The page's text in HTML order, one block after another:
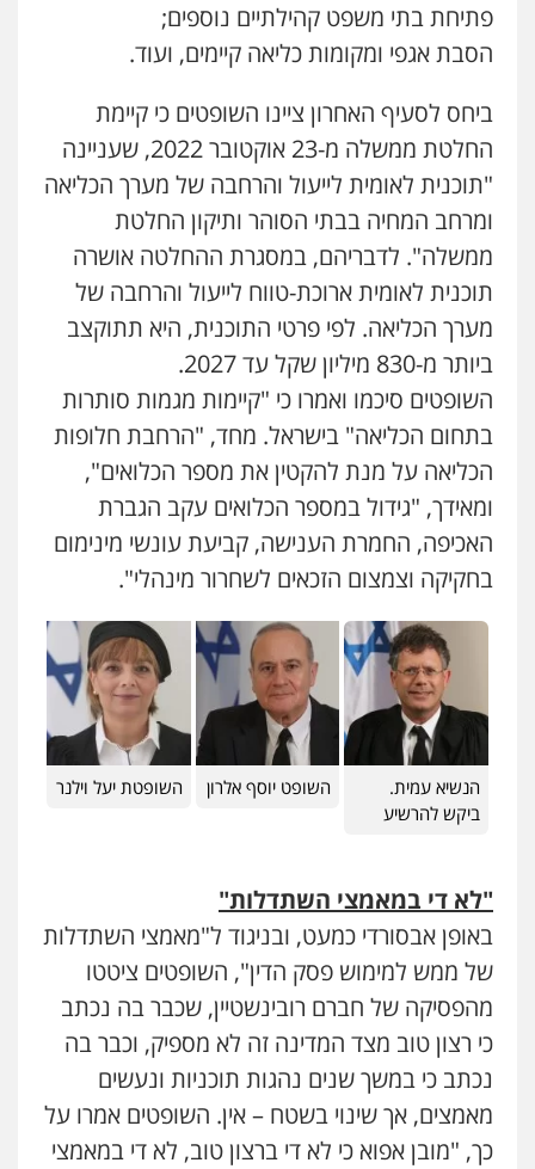
פתיחת בתי משפט קהילתיים נוספים;
הסבת אגפי ומקומות כליאה קיימים, ועוד.
ביחס לסעיף האחרון ציינו השופטים כי קיימת
החלטת ממשלה מ-23 אוקטובר 2022, שעניינה
"תוכנית לאומית לייעול והרחבה של מערך הכליאה
ומרחב המחיה בבתי הסוהר ותיקון החלטת
ממשלה". לדבריהם, במסגרת ההחלטה אושרה
תוכנית לאומית ארוכת-טווח לייעול והרחבה של
מערך הכליאה. לפי פרטי התוכנית, היא תתוקצב
ביותר מ-830 מיליון שקל עד 2027.
השופטים סיכמו ואמרו כי "קיימות מגמות סותרות
בתחום הכליאה" בישראל. מחד, "הרחבת חלופות
הכליאה על מנת להקטין את מספר הכלואים",
ומאידך, "גידול במספר הכלואים עקב הגברת
האכיפה, החמרת הענישה, קביעת עונשי מינימום
בחקיקה וצמצום הזכאים לשחרור מינהלי".
הנשיא עמית.
ביקש להרשיע
השופט יוסף אלרון השופטת יעל וילנר
"לא די במאמצי השתדלות"
באופן אבסורדי כמעט, ובניגוד ל"מאמצי השתדלות
של ממש למימוש פסק הדין", השופטים ציטטו
מהפסיקה של חברם רובינשטיין, שכבר בה נכתב
כי רצון טוב מצד המדינה זה לא מספיק, וכבר בה
נכתב כי במשך שנים נהגות תוכניות ונעשים
מאמצים, אך שינוי בשטח – אין. השופטים אמרו על
כך, "מובן אפוא כי לא די ברצון טוב, לא די במאמצי